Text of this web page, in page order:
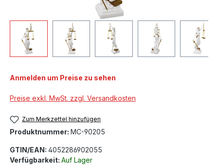
Anmelden um Preise zu sehen
Preise exkl. MwSt. zzgl. Versandkosten
Zum Merkzettel hinzufügen
Produktnummer: MC-90205
GTIN/EAN: 4052286902055
Verfügbarkeit: Auf Lager